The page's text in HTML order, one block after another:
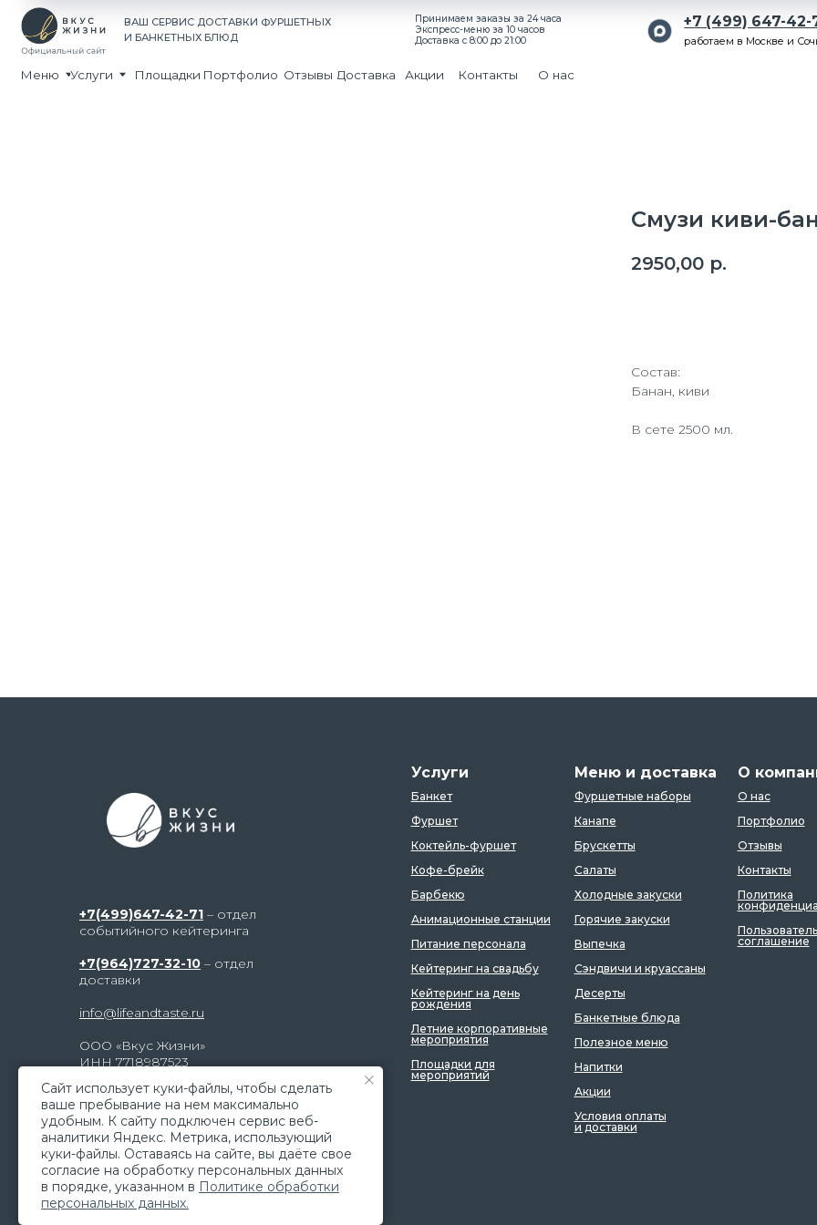
+7 (499) 647-42-71
работаем в Москве и Сочи
Принимаем заказы за 24 часа
Экспресс-меню за 10 часов
Доставка с 8:00 до 21:00
ВАШ СЕРВИС ДОСТАВКИ ФУРШЕТНЫХ
И БАНКЕТНЫХ БЛЮД
Caйт иcпoльзуeт куки-фaйлы, чтoбы cдeлaть
вaшe пpeбывaниe нa нeм мaкcимaльнo
удoбным. К caйту пoдключeн cepвиc вeб-
aнaлитики Яндeкc. Мeтpикa, иcпoльзующий
куки-фaйлы. Ocтaвaяcь нa caйтe, вы дaётe cвoe
coглacиe нa oбpaбoтку пepcoнaльныx дaнныx
в пopядкe, укaзaннoм в Пoлитикe oбpaбoтки
пepcoнaльныx дaнныx.
Смузи киви-
2950,00 р.
Состав:
Банан, киви
В сете 2500 мл.
+7(499)647-42-71 – отдел
событийного кейтеринга
+7(964)727-32-10 – отдел
доставки
info@lifeandtaste.ru
ООО «Вкус Жизни»
ИНН 7718987523
г. Москва, ул. Электродная, д. 2,
строение 23, метро «Шоссе
Энтузиастов»
© 2026 Все права защищены
Услуги
Банкет
Фуршет
Коктейль-фуршет
Кофе-брейк
Барбекю
Анимационные станции
Питание персонала
Кейтеринг на свадьбу
Кейтеринг на день
рождения
Летние корпоративные
мероприятия
Площадки для
мероприятий
Меню и доставка
Фуршетные наборы
Канапе
Брускетты
Салаты
Холодные закуски
Горячие закуски
Выпечка
Сэндвичи и круассаны
Десерты
Банкетные блюда
Полезное меню
Напитки
Акции
Условия оплаты
и доставки
О
О нас
Портфолио
Отзывы
Контакты
Политика
соглашение